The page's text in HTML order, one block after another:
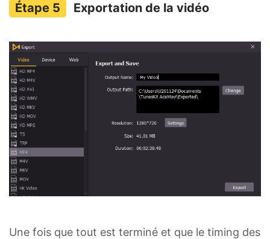
Exportation de la vidéo
Une fois que tout est terminé et que le timing des